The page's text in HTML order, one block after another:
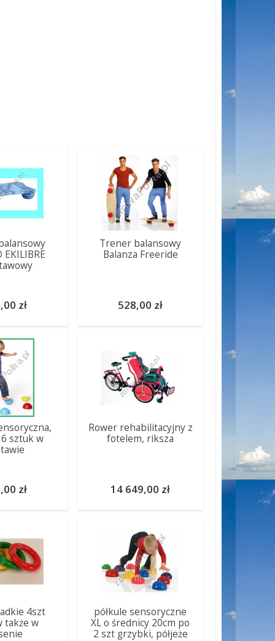
zł
Trener balansowy
Balanza Freeride
528,00 zł
sztuk w
zł
Rower rehabilitacyjny z
fotelem, riksza
14 649,00 zł
4szt
także w
półkule sensoryczne
XL o średnicy 20cm po
2 szt grzybki, półjeże